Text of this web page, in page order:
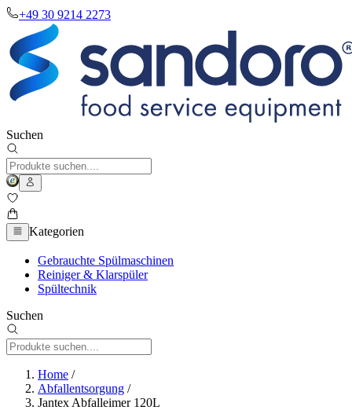
+49 30 9214 2273
Suchen
Kategorien
Gebrauchte Spülmaschinen
Reiniger & Klarspüler
Spültechnik
Suchen
Home /
Abfallentsorgung /
Jantex Abfalleimer 120L